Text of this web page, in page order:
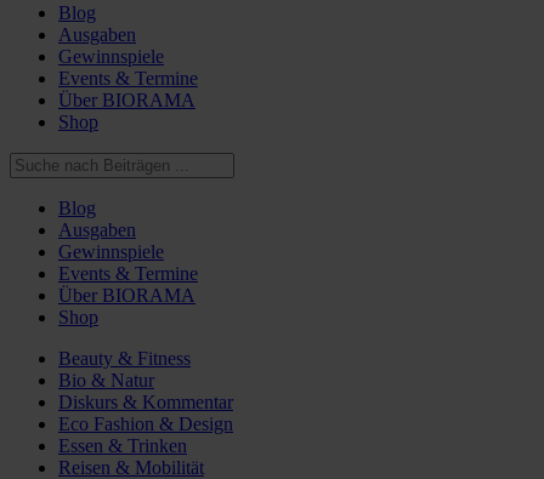
Blog
Ausgaben
Gewinnspiele
Events & Termine
Über BIORAMA
Shop
Blog
Ausgaben
Gewinnspiele
Events & Termine
Über BIORAMA
Shop
Beauty & Fitness
Bio & Natur
Diskurs & Kommentar
Eco Fashion & Design
Essen & Trinken
Reisen & Mobilität